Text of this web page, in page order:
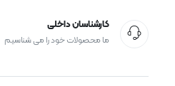
کارشناسان داخلی
ما محصولات خود را می شناسیم